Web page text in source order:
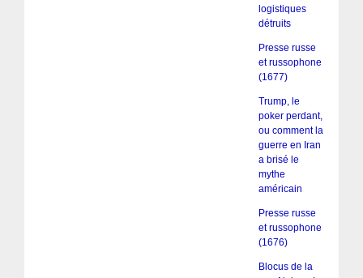
logistiques
détruits
Presse russe
et russophone
(1677)
Trump, le
poker perdant,
ou comment la
guerre en Iran
a brisé le
mythe
américain
Presse russe
et russophone
(1676)
Blocus de la